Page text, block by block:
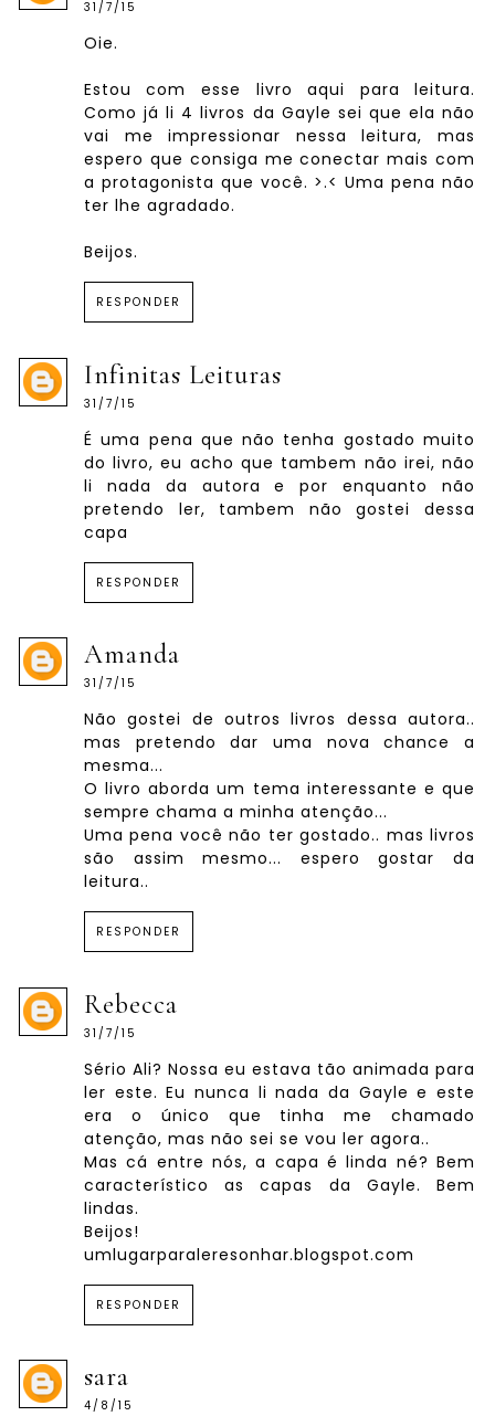
31/7/15
Oie.
Estou com esse livro aqui para leitura.
Como já li 4 livros da Gayle sei que ela não
vai me impressionar nessa leitura, mas
espero que consiga me conectar mais com
a protagonista que você. >.< Uma pena não
ter lhe agradado.
Beijos.
RESPONDER
Infinitas Leituras
31/7/15
É uma pena que não tenha gostado muito
do livro, eu acho que tambem não irei, não
li nada da autora e por enquanto não
pretendo ler, tambem não gostei dessa
capa
RESPONDER
Amanda
31/7/15
Não gostei de outros livros dessa autora..
mas pretendo dar uma nova chance a
mesma...
O livro aborda um tema interessante e que
sempre chama a minha atenção...
Uma pena você não ter gostado.. mas livros
são assim mesmo... espero gostar da
leitura..
RESPONDER
Rebecca
31/7/15
Sério Ali? Nossa eu estava tão animada para
ler este. Eu nunca li nada da Gayle e este
era o único que tinha me chamado
atenção, mas não sei se vou ler agora..
Mas cá entre nós, a capa é linda né? Bem
característico as capas da Gayle. Bem
lindas.
Beijos!
umlugarparaleresonhar.blogspot.com
RESPONDER
sara
4/8/15